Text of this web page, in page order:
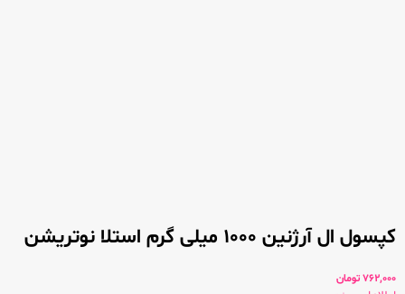
کپسول ال آرژنین 1000 میلی گرم استلا نوتریشن
762,000تومان